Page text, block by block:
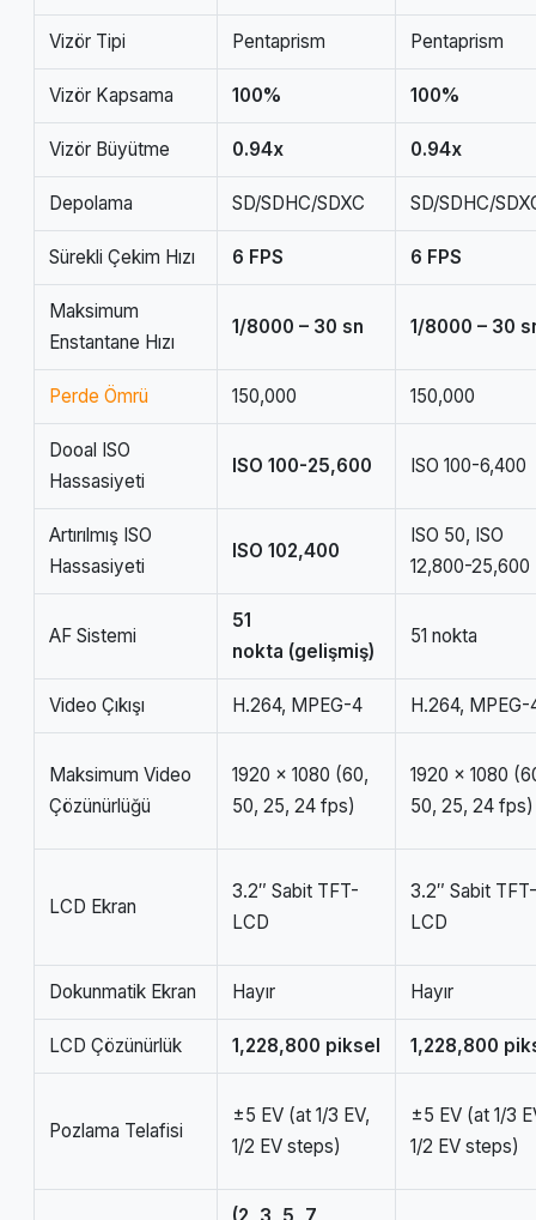
Vizör Tipi Pentaprism Pentaprism
Vizör Kapsama 100% 100%
Vizör Büyütme 0.94x 0.94x
Depolama SD/SDHC/SDXC SD/SDHC/
Sürekli Çekim Hızı 6 FPS 6 FPS
Maksimum
Enstantane Hızı
1/8000 – 30 sn 1/8000 – 30
Perde Ömrü 150,000 150,000
Dooal ISO
Hassasiyeti
ISO 100-25,600 ISO 100-6,400
Artırılmış ISO
Hassasiyeti
ISO 102,400
ISO 50, ISO
12,800-25,600
AF Sistemi
51
nokta (gelişmiş)
51 nokta
Video Çıkışı H.264, MPEG-4 H.264, MPEG-
Maksimum Video
Çözünürlüğü
1920 x 1080 (60,
50, 25, 24 fps)
1920 x 1080
50, 25, 24 fps)
LCD Ekran
3.2″ Sabit TFT-
LCD
3.2″ Sabit TFT-
LCD
Dokunmatik Ekran Hayır Hayır
LCD Çözünürlük 1,228,800 piksel 1,228,800
Pozlama Telafisi
±5 EV (at 1/3 EV,
1/2 EV steps)
±5 EV (at 1/3
1/2 EV steps)